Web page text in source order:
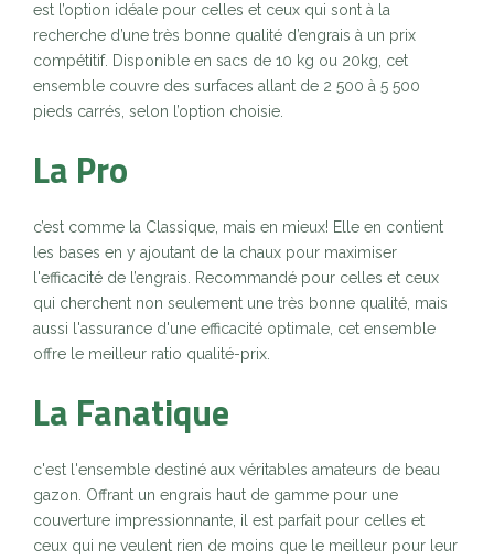
est l’option idéale pour celles et ceux qui sont à la
recherche d’une très bonne qualité d’engrais à un prix
compétitif. Disponible en sacs de 10 kg ou 20kg, cet
ensemble couvre des surfaces allant de 2 500 à 5 500
pieds carrés, selon l’option choisie.
La Pro
c’est comme la Classique, mais en mieux! Elle en contient
les bases en y ajoutant de la chaux pour maximiser
l'efficacité de l’engrais. Recommandé pour celles et ceux
qui cherchent non seulement une très bonne qualité, mais
aussi l'assurance d'une efficacité optimale, cet ensemble
offre le meilleur ratio qualité-prix.
La Fanatique
c'est l'ensemble destiné aux véritables amateurs de beau
gazon. Offrant un engrais haut de gamme pour une
couverture impressionnante, il est parfait pour celles et
ceux qui ne veulent rien de moins que le meilleur pour leur